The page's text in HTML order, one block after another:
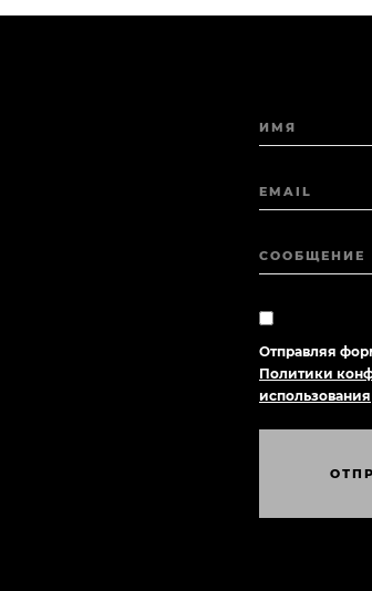
ИМЯ
EMAIL
СООБЩЕНИЕ
Отправляя
Политики
использования
ОТП Р